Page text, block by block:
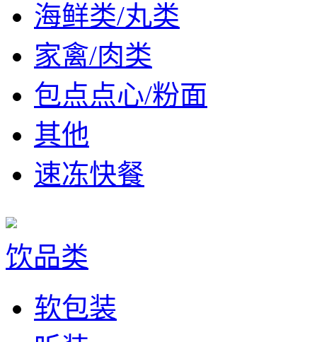
海鲜类/丸类
家禽/肉类
包点点心/粉面
其他
速冻快餐
饮品类
软包装